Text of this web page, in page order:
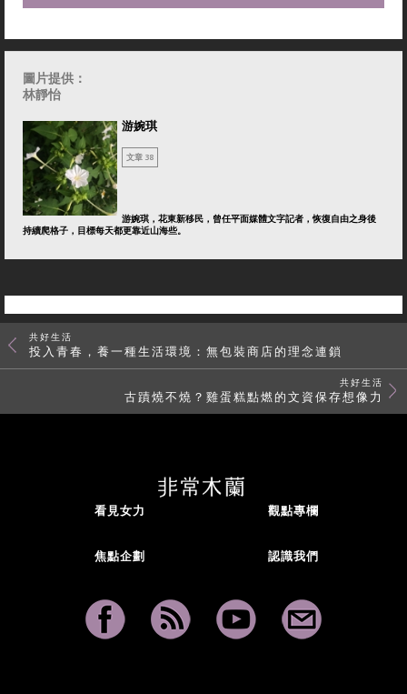
圖片提供：
林靜怡
游婉琪
文章 38
游婉琪，花東新移民，曾任平面媒體文字記者，恢復自由之身後
持續爬格子，目標每天都更靠近山海些。
共好生活
投入青春，養一種生活環境：無包裝商店的理念連鎖
共好生活
古蹟燒不燒？雞蛋糕點燃的文資保存想像力
看見女力 觀點專欄
焦點企劃 認識我們